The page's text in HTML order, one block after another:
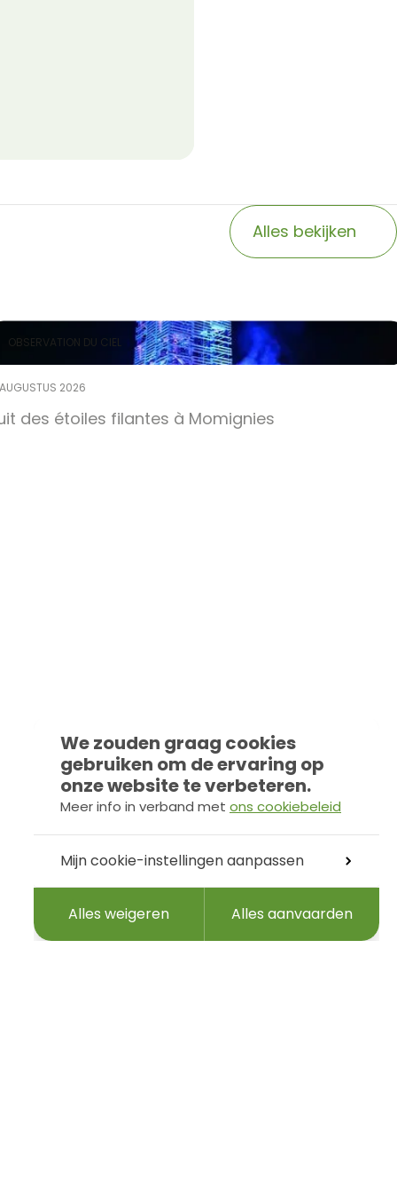
Alles bekijken
2026
des étoiles filantes à Momignies
OBSERVATION DU CIEL
We zouden graag cookies
gebruiken om de ervaring op
onze website te verbeteren.
Meer info in verband met ons cookiebeleid
Mijn cookie-instellingen aanpassen
Alles weigeren Alles aanvaarden